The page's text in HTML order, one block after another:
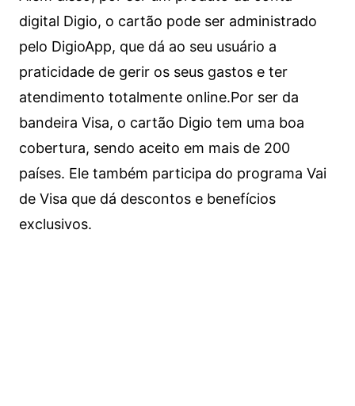
digital Digio, o cartão pode ser administrado
pelo DigioApp, que dá ao seu usuário a
praticidade de gerir os seus gastos e ter
atendimento totalmente online.Por ser da
bandeira Visa, o cartão Digio tem uma boa
cobertura, sendo aceito em mais de 200
países. Ele também participa do programa Vai
de Visa que dá descontos e benefícios
exclusivos.